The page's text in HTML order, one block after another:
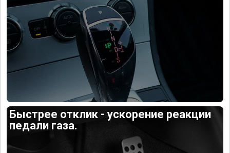
Быстрее отклик - ускорение реакции
педали газа.